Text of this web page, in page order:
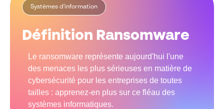
Systèmes d'information
Définition Ransomware
Le ransomware représente aujourd'hui l'une
des menaces les plus sérieuses en matière de
cybersécurité pour les entreprises de toutes
tailles : apprenez-en plus sur ce fléau des
systèmes informatiques.